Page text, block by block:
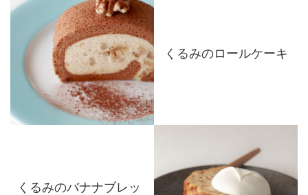
くるみのロールケーキ
くるみのバナナブレッ